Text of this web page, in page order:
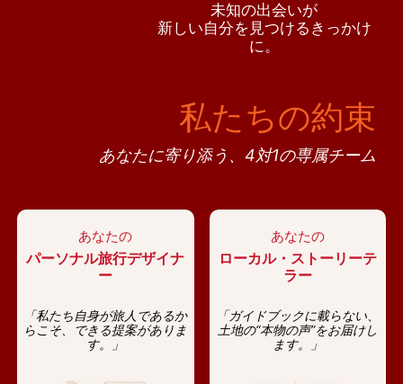
未知の出会いが
新しい自分を見つけるきっかけ
に。
私たちの約束
あなたに寄り添う、4対1の専属チーム
あなたの
パーソナル旅行デザイナ
ー
「私たち自身が旅人であるか
らこそ、できる提案がありま
す。」
あなたの
ローカル・ストーリーテ
ラー
「ガイドブックに載らない、
土地の“本物の声”をお届けし
ます。」